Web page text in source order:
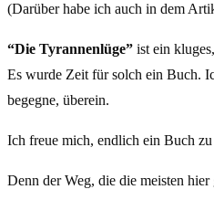
(Darüber habe ich auch in dem
“Die Tyrannenlüge” ist ein
Es wurde Zeit für solch ein Buch.
begegne, überein.
Ich freue mich, endlich ein Buch
Denn der Weg, die die meisten hier